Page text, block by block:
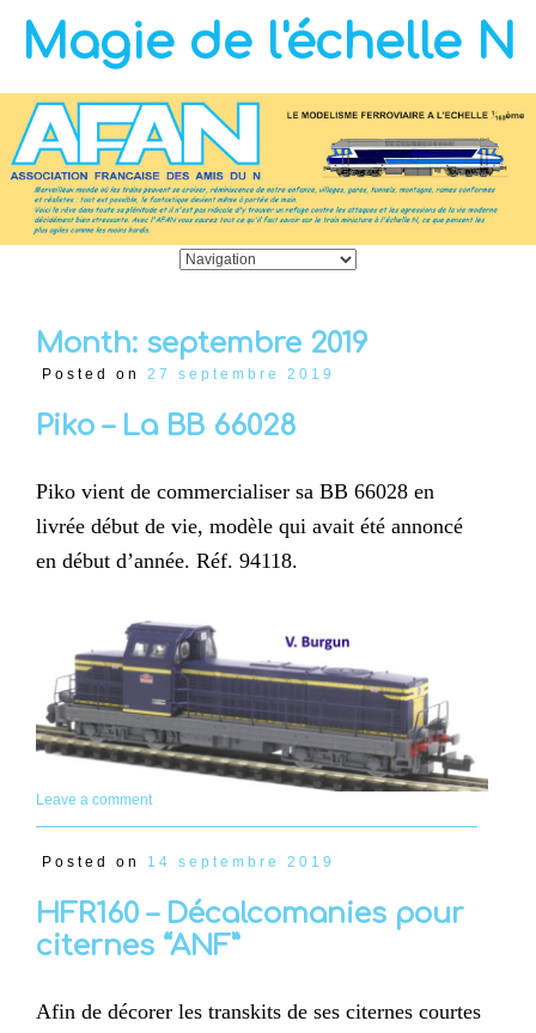
Magie de l'échelle N
Month: septembre 2019
Posted on 27 septembre 2019
Piko – La BB 66028
Piko vient de commercialiser sa BB 66028 en
livrée début de vie, modèle qui avait été annoncé
en début d’année. Réf. 94118.
Leave a comment
Posted on 14 septembre 2019
HFR160 – Décalcomanies pour
citernes “ANF”
Afin de décorer les transkits de ses citernes courtes